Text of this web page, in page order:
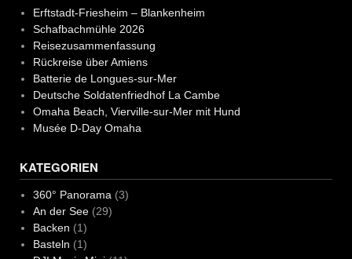
Erftstadt-Friesheim – Blankenheim
Schafbachmühle 2026
Reisezusammenfassung
Rückreise über Amiens
Batterie de Longues-sur-Mer
Deutsche Soldatenfriedhof La Cambe
Omaha Beach, Vierville-sur-Mer mit Hund
Musée D-Day Omaha
KATEGORIEN
360° Panorama (3)
An der See(29)
Backen (1)
Basteln (1)